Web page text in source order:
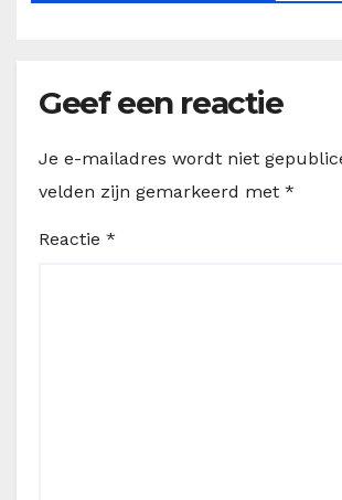
Geef een reactie
Je e-mailadres wordt niet
velden zijn gemarkeerd met *
Reactie *